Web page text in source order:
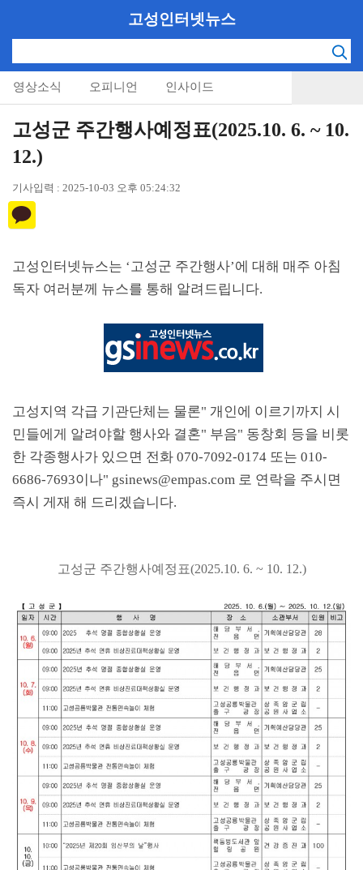
고성인터넷뉴스
영상소식 오피니언 인사이드
고성군 주간행사예정표(2025.10. 6. ~ 10.
12.)
기사입력 : 2025-10-03 오후 05:24:32
고성인터넷뉴스는 ‘고성군 주간행사’에 대해 매주 아침
독자 여러분께 뉴스를 통해 알려드립니다.
고성지역 각급 기관단체는 물론" 개인에 이르기까지 시
민들에게 알려야할 행사와 결혼" 부음" 동창회 등을 비롯
한 각종행사가 있으면 전화 070-7092-0174 또는 010-
6686-7693이나" gsinews@empas.com 로 연락을 주시면
즉시 게재 해 드리겠습니다.
고성군 주간행사예정표(2025.10. 6. ~ 10. 12.)